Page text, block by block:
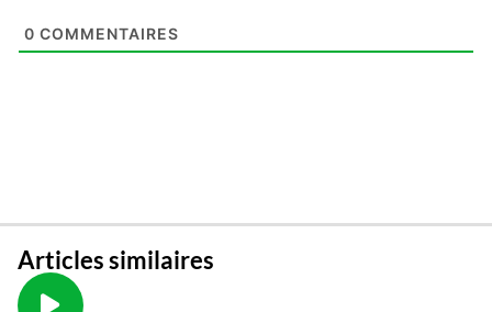
0 COMMENTAIRES
Articles similaires